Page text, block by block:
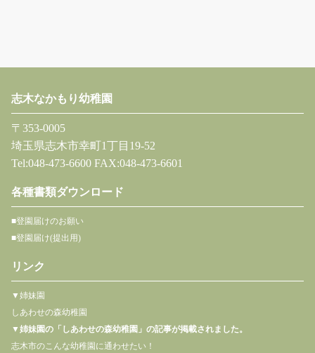
志木なかもり幼稚園
〒353-0005
埼玉県志木市幸町1丁目19-52
Tel:048-473-6600 FAX:048-473-6601
各種書類ダウンロード
■登園届けのお願い
■登園届け(提出用)
リンク
▼姉妹園
しあわせの森幼稚園
▼姉妹園の「しあわせの森幼稚園」の記事が掲載されました。
志木市のこんな幼稚園に通わせたい！